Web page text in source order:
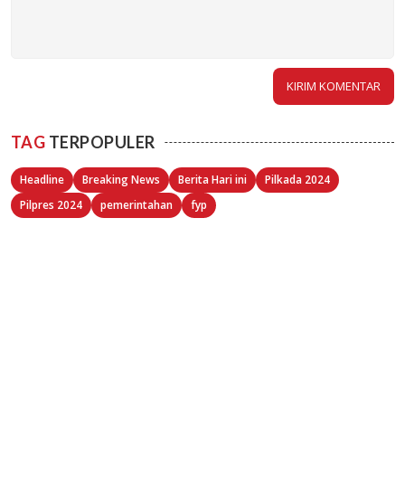
TAG TERPOPULER
Headline Breaking News Berita Hari ini
Pilkada 2024
Pilpres 2024
pemerintahan fyp